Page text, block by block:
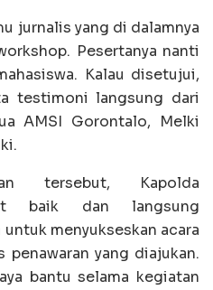
jurnalis yang di dalamnya
Pesertanya nanti
Kalau disetujui,
testimoni langsung dari
AMSI Gorontalo, Melki
tersebut, Kapolda
baik dan langsung
menyukseskan acara
penawaran yang diajukan.
bantu selama kegiatan